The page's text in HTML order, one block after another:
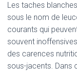
Les taches
sous le nom de
courants qui
souvent
des carences
sous-jacents. Dans